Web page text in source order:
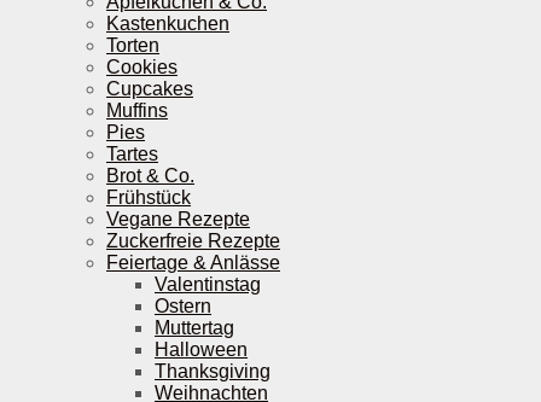
Kastenkuchen
Torten
Cookies
Cupcakes
Muffins
Pies
Tartes
Brot & Co.
Frühstück
Vegane Rezepte
Zuckerfreie Rezepte
Feiertage & Anlässe
Valentinstag
Ostern
Muttertag
Halloween
Thanksgiving
Weihnachten